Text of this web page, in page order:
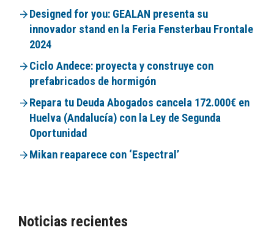
Designed for you: GEALAN presenta su
innovador stand en la Feria Fensterbau Frontale
2024
Ciclo Andece: proyecta y construye con
prefabricados de hormigón
Repara tu Deuda Abogados cancela 172.000€ en
Huelva (Andalucía) con la Ley de Segunda
Oportunidad
Mikan reaparece con ‘Espectral’
Noticias recientes